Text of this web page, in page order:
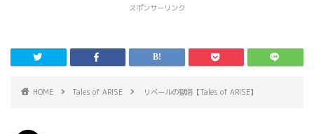
スポンサーリンク
HOME Tales of ARISE リベールの獄塔【Tales of ARISE】